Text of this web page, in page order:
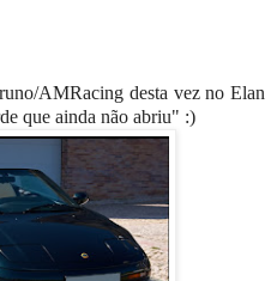
AMRacing desta vez no Elan
que ainda não abriu" :)